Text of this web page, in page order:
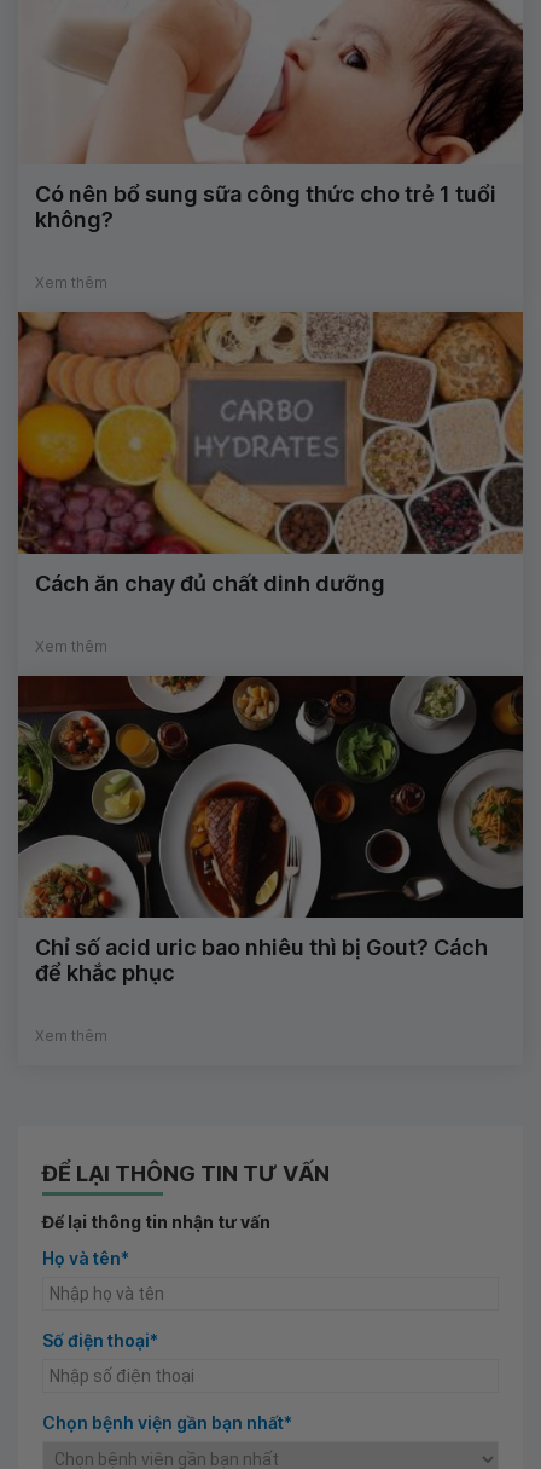
Có nên bổ sung sữa công thức cho trẻ 1 tuổi
không?
Xem thêm
Cách ăn chay đủ chất dinh dưỡng
Xem thêm
Chỉ số acid uric bao nhiêu thì bị Gout? Cách
để khắc phục
Xem thêm
ĐỂ LẠI THÔNG TIN TƯ VẤN
Để lại thông tin nhận tư vấn
Họ và tên*
Số điện thoại*
Chọn bệnh viện gần bạn nhất*